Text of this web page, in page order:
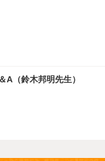
A（鈴木邦明先生）